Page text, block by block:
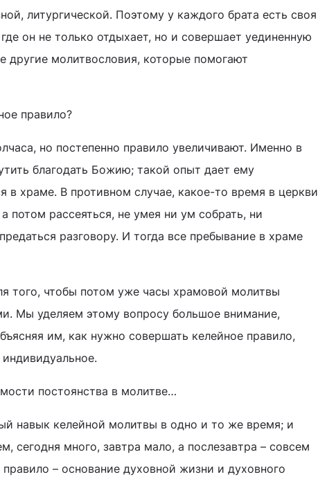
литургической. Поэтому у каждого брата есть своя
он не только отдыхает, но и совершает уединенную
другие молитвословия, которые помогают
правило?
но постепенно правило увеличивают. Именно в
благодать Божию; такой опыт дает ему
в храме. В противном случае, какое-то время в церкви
потом рассеяться, не умея ни ум собрать, ни
разговору. И тогда все пребывание в храме
того, чтобы потом уже часы храмовой молитвы
Мы уделяем этому вопросу большое внимание,
им, как нужно совершать келейное правило,
постоянства в молитве…
навык келейной молитвы в одно и то же время; и
сегодня много, завтра мало, а послезавтра – совсем
– основание духовной жизни и духовного